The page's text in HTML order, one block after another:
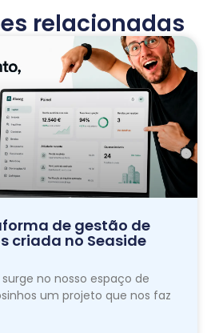
relacionadas
de gestão de
criada no Seaside
no nosso espaço de
um projeto que nos faz